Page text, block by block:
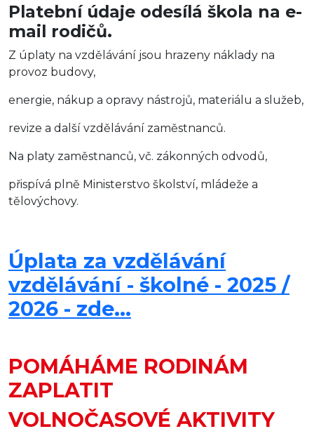
Platební údaje odesílá škola na e-
mail rodičů.
Z úplaty na vzdělávání jsou hrazeny náklady na
provoz budovy,
energie, nákup a opravy nástrojů, materiálu a služeb,
revize a další vzdělávání zaměstnanců.
Na platy zaměstnanců, vč. zákonných odvodů,
přispívá plně Ministerstvo školství, mládeže a
tělovýchovy.
Úplata za vzdělávání
vzdělávání - školné - 2025 /
2026 - zde...
POMÁHÁME RODINÁM
ZAPLATIT
VOLNOČASOVÉ AKTIVITY